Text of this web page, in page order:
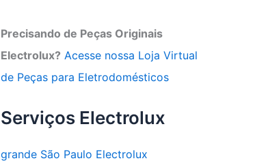
Precisando de Peças Originais
Electrolux? Acesse nossa Loja Virtual
de Peças para Eletrodomésticos
Serviços Electrolux
grande São Paulo Electrolux